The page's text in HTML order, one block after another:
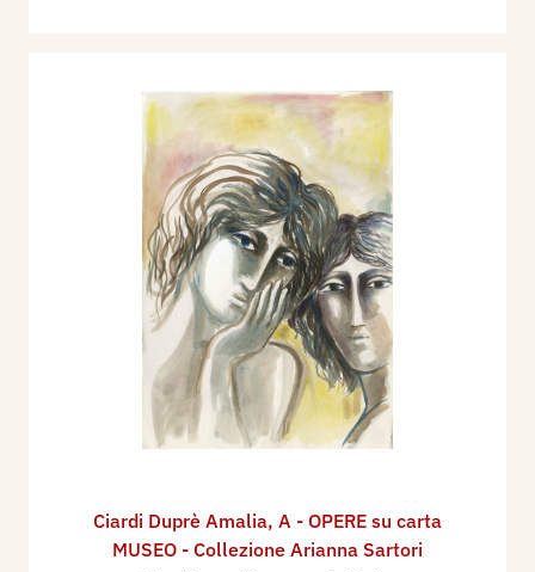
Ciardi Duprè Amalia, A - OPERE su carta
MUSEO - Collezione Arianna Sartori